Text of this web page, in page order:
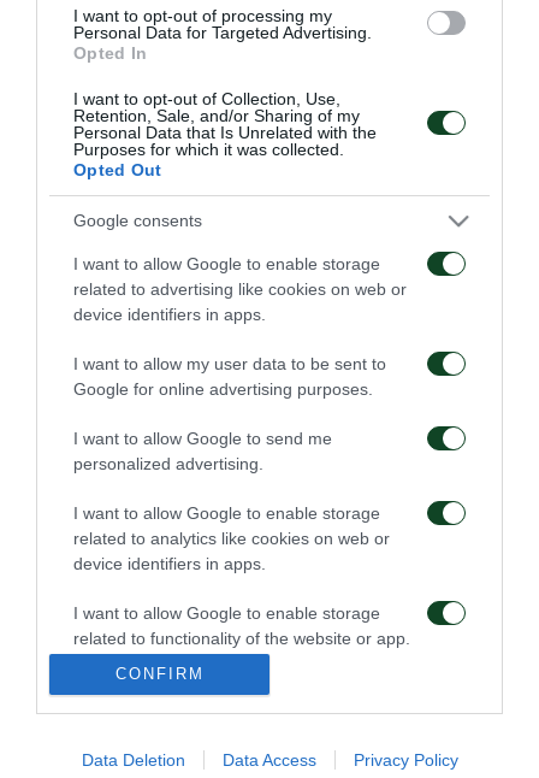
I want to opt-out of processing my
Personal Data for Targeted Advertising.
Opted In
I want to opt-out of Collection, Use,
Retention, Sale, and/or Sharing of my
Personal Data that Is Unrelated with the
Purposes for which it was collected.
Opted Out
Google consents
I want to allow Google to enable storage
related to advertising like cookies on web or
device identifiers in apps.
I want to allow my user data to be sent to
Google for online advertising purposes.
I want to allow Google to send me
personalized advertising.
I want to allow Google to enable storage
related to analytics like cookies on web or
device identifiers in apps.
I want to allow Google to enable storage
related to functionality of the website or app.
related to personalization.
I want to allow Google to enable storage
CONFIRM
Data Deletion Data Access Privacy Policy
ΑΓΩΝΙΣΤΙΚΑ
Πρώτη προπόνηση για
τον Γκαρσία
Για την πρόκριση στη
Σόφια
Η ευρωπαϊκή λίστα για
τα παιχνίδια με την
05/08/2026
Ιατρική ενημέρωση για
04/08/2026